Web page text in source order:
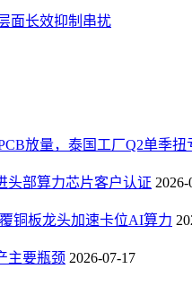
面长效抑制串扰
放量，泰国工厂Q2单季扭
头部算力芯片客户认证 2026-
铜板龙头加速卡位AI算力
主要瓶颈 2026-07-17